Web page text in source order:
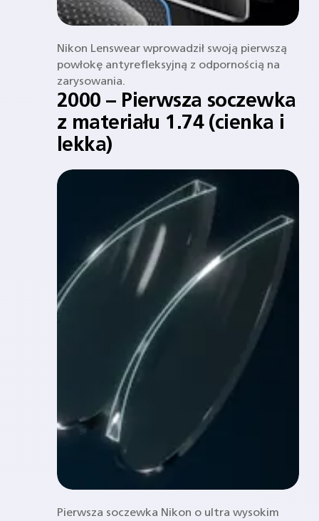
Nikon Lenswear wprowadził swoją pierwszą
powłokę antyrefleksyjną z odpornością na
zarysowania.
2000 – Pierwsza soczewka
z materiału 1.74 (cienka i
lekka)
Pierwsza soczewka Nikon o ultra wysokim